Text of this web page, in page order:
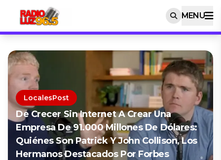
MENU
LocalesPost
De Crecer Sin Internet A Crear Una
Empresa De 91.000 Millones De Dólares:
Quiénes Son Patrick Y John Collison, Los
Hermanos Destacados Por Forbes